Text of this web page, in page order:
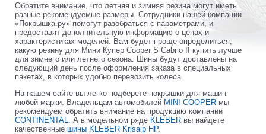
Обратите внимание, что летняя и зимняя резина могут иметь
разные рекомендуемые размеры. Сотрудники нашей компании
«Покрышка.ру» помогут разобраться с параметрами, и
предоставят дополнительную информацию о ценах и
характеристиках моделей. Вам будет проще определиться,
какую резину для Мини Купер Cooper S Cabrio II купить лучше
для зимнего или летнего сезона. Шины будут доставлены на
следующий день после оформления заказа в специальных
пакетах, в которых удобно перевозить колеса.
На нашем сайте вы легко подберете покрышки для машин
любой марки. Владельцам автомобилей MINI COOPER мы
рекомендуем обратить внимание на продукцию компании
CONTINENTAL
. А в модельном ряде KLEBER вы найдете
качественные шины KLEBER Krisalp HP.